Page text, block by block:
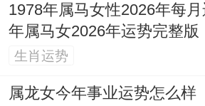
升，遇事易得他人实质性帮
亦为食伤库，利于整合条件
回报，但三合火局亦加剧了
1978年属马女性2026年每
年属马女2026年运势完整版
生肖运势
属龙女今年事业运势怎么样